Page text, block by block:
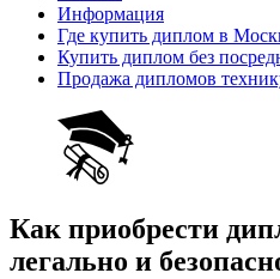
Информация
Где купить диплом в
Купить диплом без
Продажа дипломов
Как приобрести
легально и